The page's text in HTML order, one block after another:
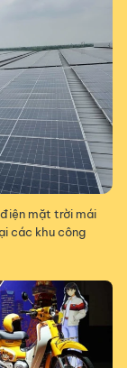
mặt trời mái
các khu công